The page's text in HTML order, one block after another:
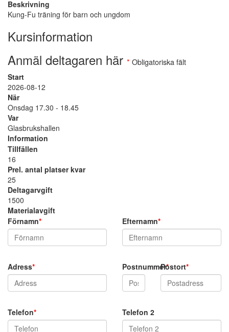
Beskrivning
Kung-Fu träning för barn och ungdom
Kursinformation
Anmäl deltagaren här * Obligatoriska fält
Start
2026-08-12
När
Onsdag 17.30 - 18.45
Var
Glasbrukshallen
Information
Tillfällen
16
Prel. antal platser kvar
25
Deltagarvgift
1500
Materialavgift
Förnamn* Efternamn*
Adress* Postnummer*
Postort*
Telefon* Telefon 2